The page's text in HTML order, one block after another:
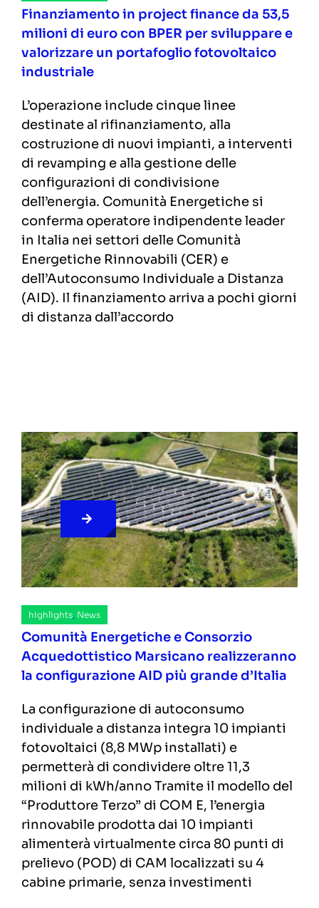
Finanziamento in project finance da 53,5
milioni di euro con BPER per sviluppare e
valorizzare un portafoglio fotovoltaico
industriale
L’operazione include cinque linee
destinate al rifinanziamento, alla
costruzione di nuovi impianti, a interventi
di revamping e alla gestione delle
configurazioni di condivisione
dell’energia. Comunità Energetiche si
conferma operatore indipendente leader
in Italia nei settori delle Comunità
Energetiche Rinnovabili (CER) e
dell’Autoconsumo Individuale a Distanza
(AID). Il finanziamento arriva a pochi giorni
di distanza dall’accordo
highlights, News
Comunità Energetiche e Consorzio
Acquedottistico Marsicano realizzeranno
la configurazione AID più grande d’Italia
La configurazione di autoconsumo
individuale a distanza integra 10 impianti
fotovoltaici (8,8 MWp installati) e
permetterà di condividere oltre 11,3
milioni di kWh/anno Tramite il modello del
“Produttore Terzo” di COM E, l’energia
rinnovabile prodotta dai 10 impianti
alimenterà virtualmente circa 80 punti di
prelievo (POD) di CAM localizzati su 4
cabine primarie, senza investimenti